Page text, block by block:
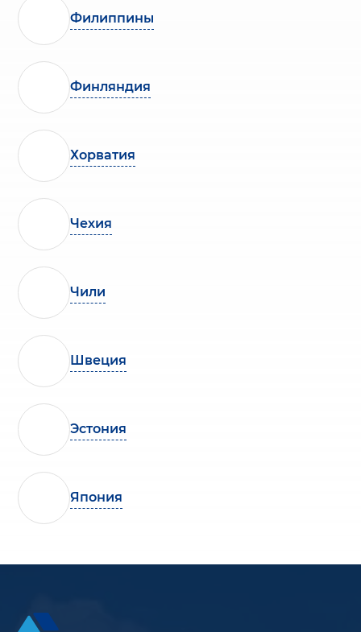
Филиппины
Финляндия
Хорватия
Чехия
Чили
Швеция
Эстония
Япония